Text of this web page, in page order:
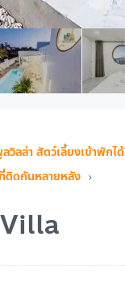
วิลล่า สัตว์เลี้ยงเข้าพักได้
ติดกันหลายหลัง